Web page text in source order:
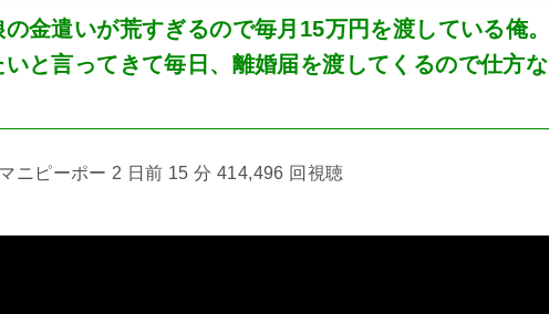
金遣いが荒すぎるので毎月15万円を渡している俺。
と言ってきて毎日、離婚届を渡してくるので仕方な
ニピーポー 2 日前 15 分 414,496 回視聴